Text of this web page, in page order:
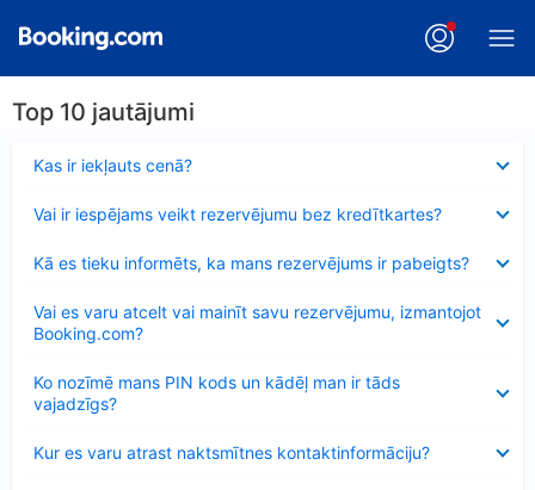
Top 10 jautājumi
Kas ir iekļauts cenā?
Vai ir iespējams veikt rezervējumu bez kredītkartes?
Kā es tieku informēts, ka mans rezervējums ir pabeigts?
Vai es varu atcelt vai mainīt savu rezervējumu, izmantojot
Booking.com?
Ko nozīmē mans PIN kods un kādēļ man ir tāds
vajadzīgs?
Kur es varu atrast naktsmītnes kontaktinformāciju?